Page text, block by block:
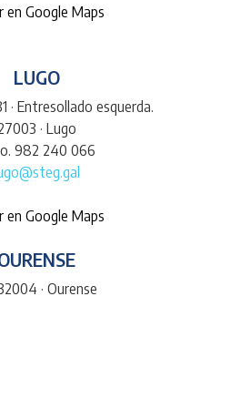
en Google Maps
LUGO
· Entresollado esquerda.
· Lugo
982 240 066
en Google Maps
· Ourense